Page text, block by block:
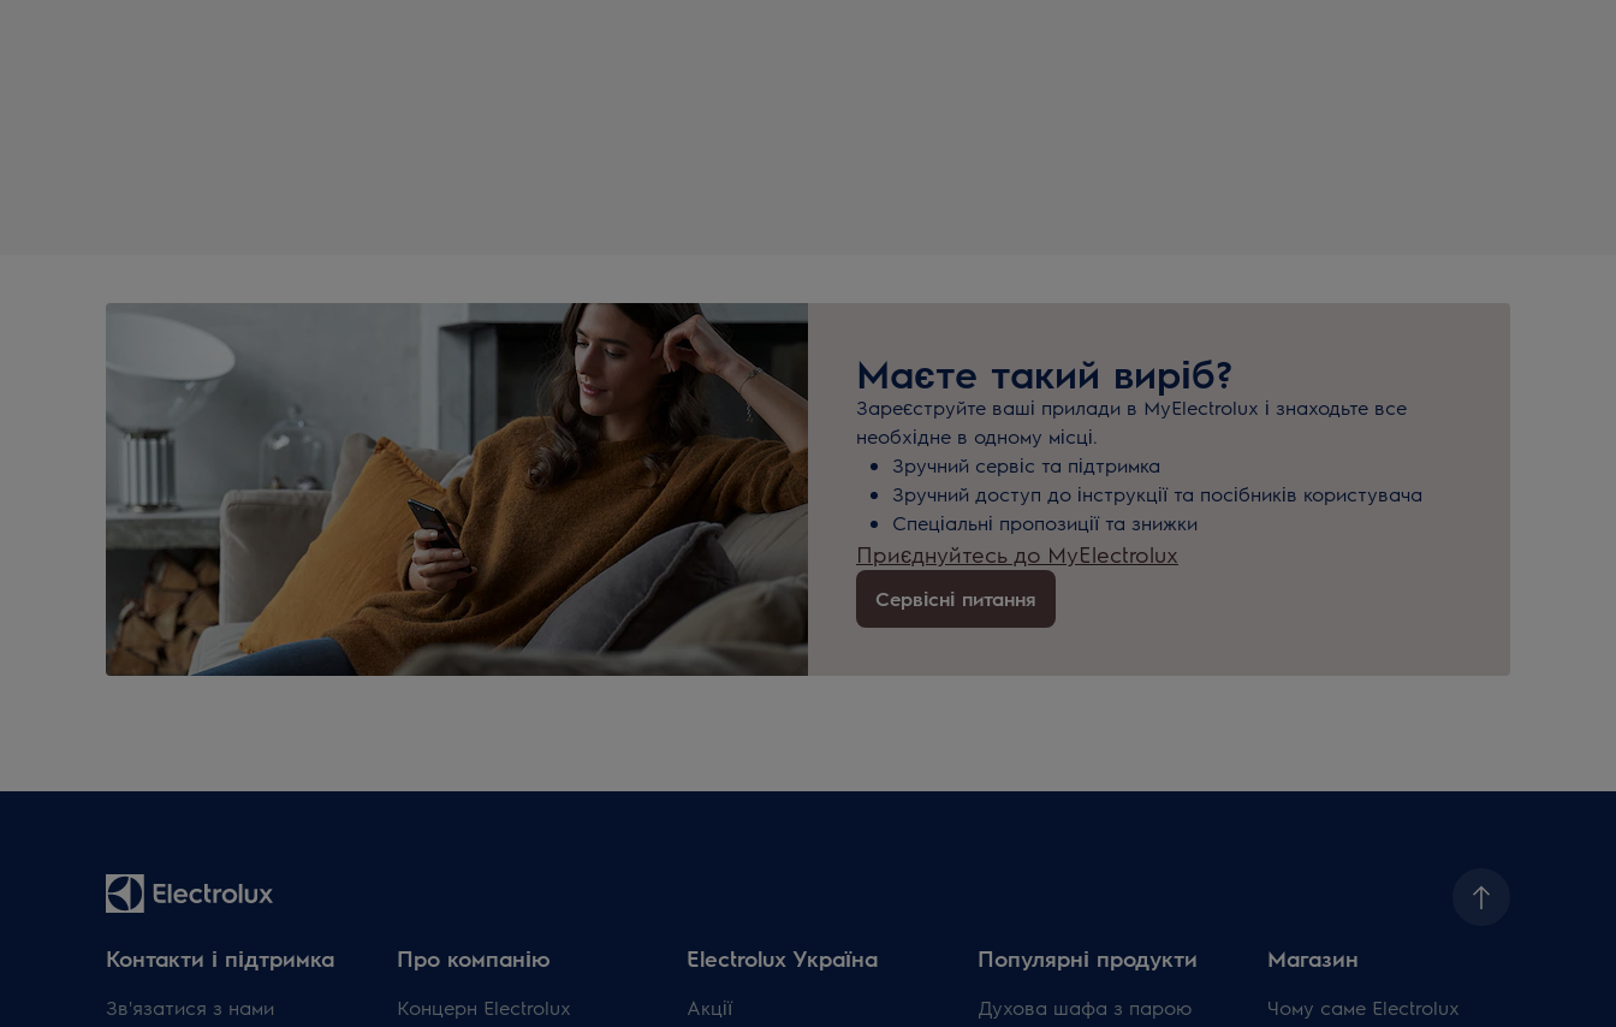
Маєте такий виріб?
Зареєструйте ваші прилади в MyElectrolux і знаходьте все
необхідне в одному місці.
Зручний сервіс та підтримка
Зручний доступ до інструкції та посібників користувача
Спеціальні пропозиції та знижки
Приєднуйтесь до MyElectrolux
Сервісні питання
Контакти і підтримка
Зв'язатися з нами
Про компанію
Концерн Electrolux
Electrolux Україна
Акції
Популярні продукти
Духова шафа з парою
Магазин
Чому саме Electrolux